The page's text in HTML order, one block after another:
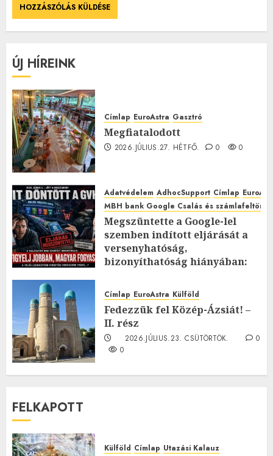
ÚJ HÍREINK
Címlap EuroAstra Gasztró
Megfiatalodott
2026.JÚLIUS.27. HÉTFŐ. 0 0
Adatvédelem AdhocSupport Címlap
MBH bank Google Csalás és
Megszüntette a Google-lel
szemben indított eljárását a
versenyhatóság,
bizonyíthatóság hiányában:
2026.JÚLIUS.23. CSÜTÖRTÖK.
0
Címlap EuroAstra Külföld
Fedezzük fel Közép-Ázsiát! –
II. rész
2026.JÚLIUS.23. CSÜTÖRTÖK.
0
0
FELKAPOTT
Külföld Címlap Utazási Kalauz